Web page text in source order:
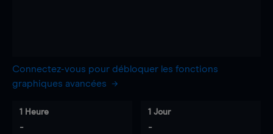
Connectez-vous pour débloquer les fonctions
graphiques avancées
1 Heure
-
1 Jour
-